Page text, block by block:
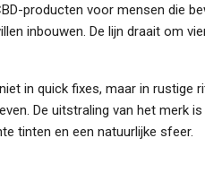
producten voor mensen die
inbouwen. De lijn draait om
in quick fixes, maar in rustige
De uitstraling van het merk
tinten en een natuurlijke sfeer.